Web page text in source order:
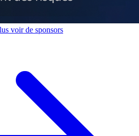
voir de sponsors